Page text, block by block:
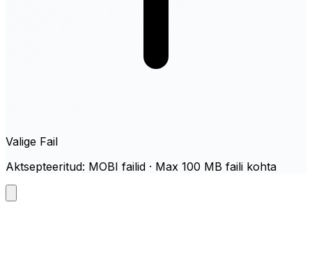
Valige Fail
Aktsepteeritud: MOBI failid · Max 100 MB faili kohta